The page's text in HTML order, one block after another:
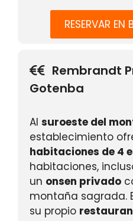
RESERVAR
Rembrandt
Gotenba
Al suroeste del
establecimiento
habitaciones de 4
habitaciones,
un onsen privado
montaña sagrada.
su propio